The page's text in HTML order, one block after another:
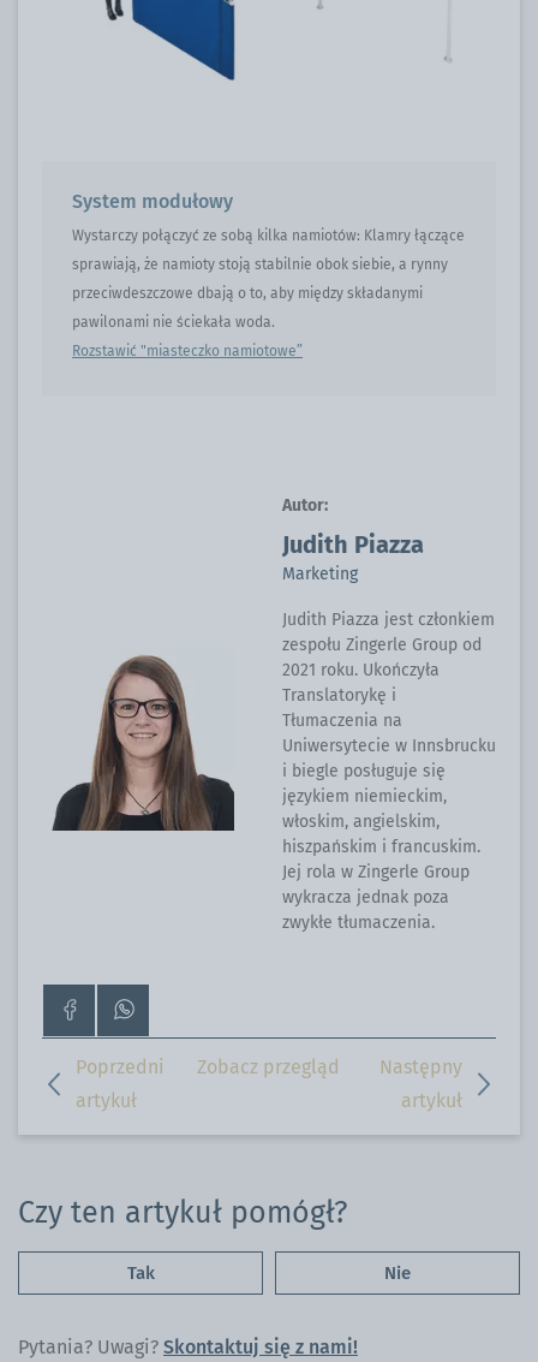
System modułowy
Wystarczy połączyć ze sobą kilka namiotów: Klamry łączące
sprawiają, że namioty stoją stabilnie obok siebie, a rynny
przeciwdeszczowe dbają o to, aby między składanymi
pawilonami nie ściekała woda.
Rozstawić "miasteczko namiotowe”
Autor:
Judith Piazza
Marketing
Judith Piazza jest członkiem
zespołu Zingerle Group od
2021 roku. Ukończyła
Translatorykę i
Tłumaczenia na
Uniwersytecie w Innsbrucku
i biegle posługuje się
językiem niemieckim,
włoskim, angielskim,
hiszpańskim i francuskim.
Jej rola w Zingerle Group
wykracza jednak poza
zwykłe tłumaczenia.
Przejdź
na
Facebooku
Skontaktuj
się
nami
przez
WhatsApp
Poprzedni
artykuł
Zobacz przegląd
Następny
artykuł
Czy ten artykuł pomógł?
Tak Nie
Pytania? Uwagi? Skontaktuj się z nami!